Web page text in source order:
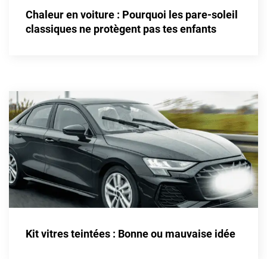
Aston Martin
Buick
Byd
Cadillac
Changan
Chevrolet
Chrysler
Chaleur en voiture : Pourquoi les pare-soleil
classiques ne protègent pas tes enfants
Kit vitres teintées : Bonne ou mauvaise idée